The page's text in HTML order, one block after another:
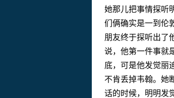
她那儿把事情探听
们俩确实是一到伦
朋友终于探听出了
说，他第一件事就
底，可是他发觉丽
不肯丢掉韦翰。她
话的时候，明明发